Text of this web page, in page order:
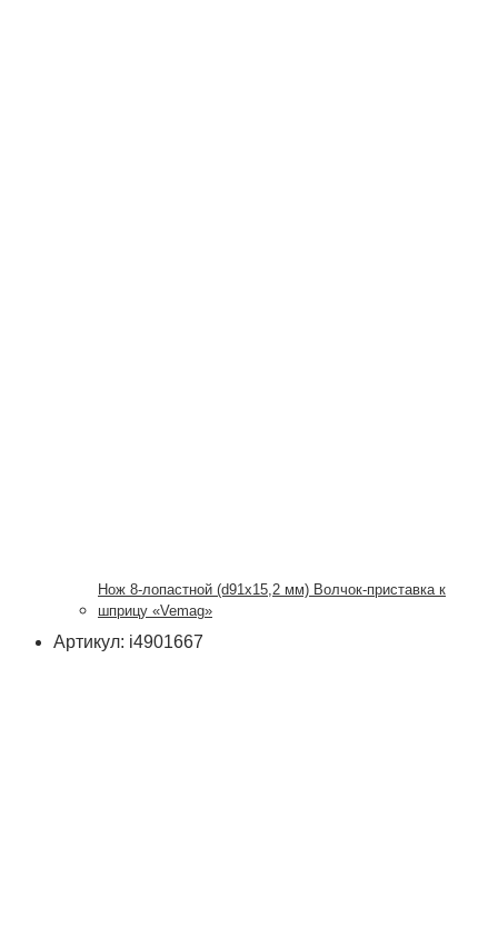
Нож 8-лопастной (d91х15,2 мм) Волчок-приставка к
шприцу «Vemag»
Артикул: i4901667